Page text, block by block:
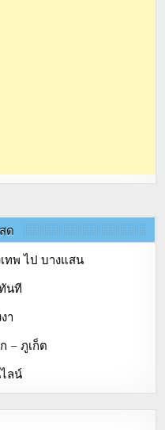
ด
ทพ ไป บางแสน
นที
า
– ภูเก็ต
ลน์